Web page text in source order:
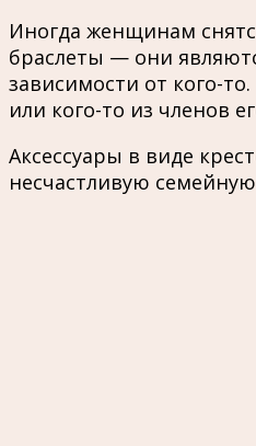
Иногда женщинам
браслеты — они
зависимости от кого-
или кого-то из членов
Аксессуары в виде
несчастливую